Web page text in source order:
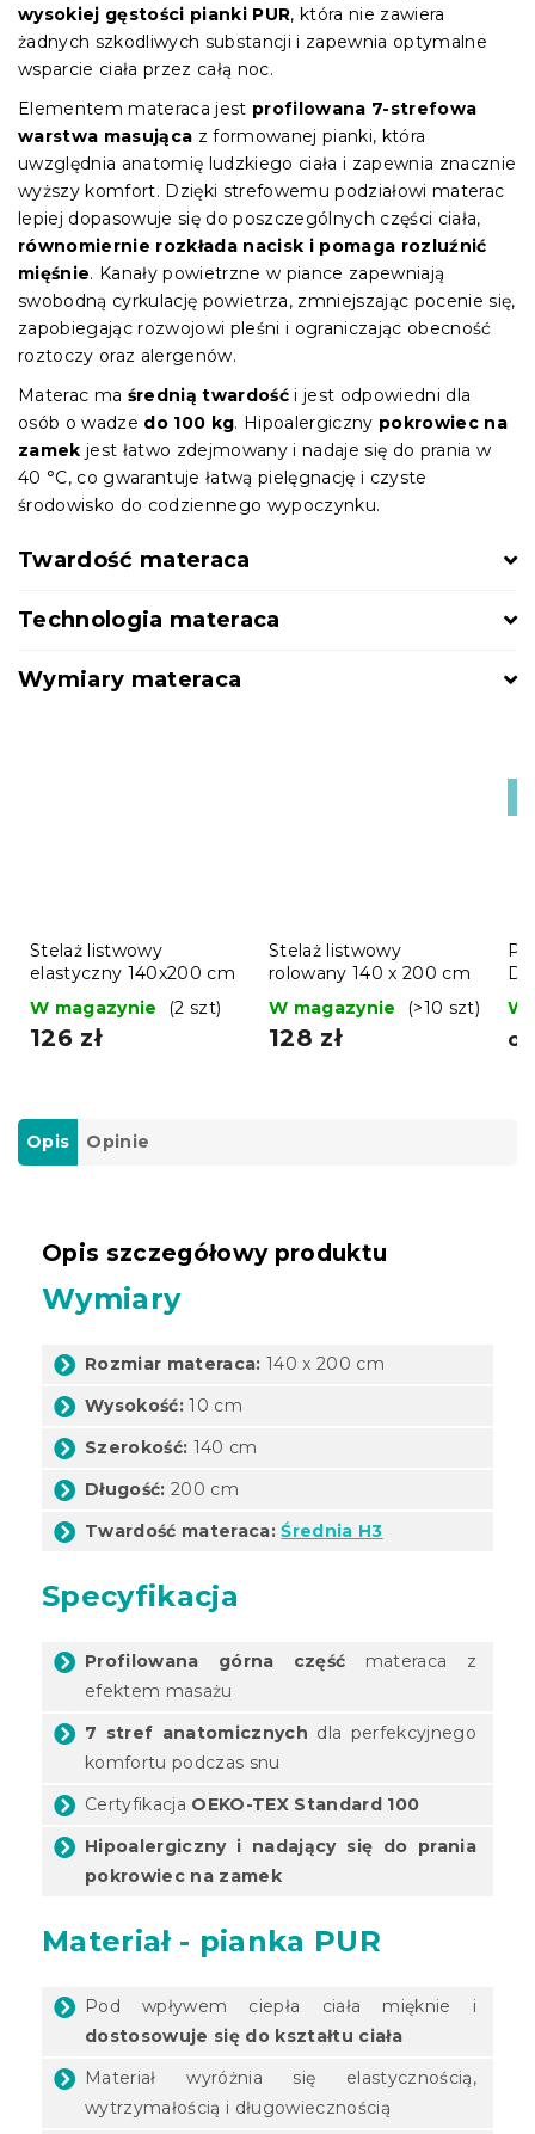
wysokiej gęstości pianki PUR, która nie zawiera
żadnych szkodliwych substancji i zapewnia optymalne
wsparcie ciała przez całą noc.
Elementem materaca jest profilowana 7-strefowa
warstwa masująca z formowanej pianki, która
uwzględnia anatomię ludzkiego ciała i zapewnia znacznie
wyższy komfort. Dzięki strefowemu podziałowi materac
lepiej dopasowuje się do poszczególnych części ciała,
równomiernie rozkłada nacisk i pomaga rozluźnić
mięśnie. Kanały powietrzne w piance zapewniają
swobodną cyrkulację powietrza, zmniejszając pocenie się,
zapobiegając rozwojowi pleśni i ograniczając obecność
roztoczy oraz alergenów.
Materac ma średnią twardość i jest odpowiedni dla
osób o wadze do 100 kg. Hipoalergiczny pokrowiec na
zamek jest łatwo zdejmowany i nadaje się do prania w
40 °C, co gwarantuje łatwą pielęgnację i czyste
środowisko do codziennego wypoczynku.
Twardość materaca
Technologia materaca
Wymiary materaca
Stelaż listwowy
elastyczny 140x200 cm
W magazynie
(2 szt)
126 zł
Stelaż listwowy
rolowany 140 x 200 cm
W magazynie
(>10 szt)
128 zł
W
od
Opis Opinie
Opis szczegółowy produktu
Wymiary
Rozmiar materaca: 140 x 200 cm
Wysokość: 10 cm
Szerokość: 140 cm
Długość: 200 cm
Twardość materaca:Średnia H3
Specyfikacja
Profilowana górna część materaca z
efektem masażu
7 stref anatomicznych dla perfekcyjnego
komfortu podczas snu
Certyfikacja OEKO-TEX Standard 100
Hipoalergiczny i nadający się do prania
pokrowiec na zamek
Materiał - pianka PUR
Pod wpływem ciepła ciała mięknie i
dostosowuje się do kształtu ciała
Materiał wyróżnia się elastycznością,
wytrzymałością i długowiecznością